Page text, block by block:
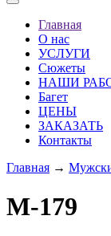
Toggle
navigationГлавная
О нас
УСЛУГИ
Сюжеты
НАШИ
Багет
ЦЕНЫ
ЗАКАЗАТЬ
Контакты
Главная →
M-179